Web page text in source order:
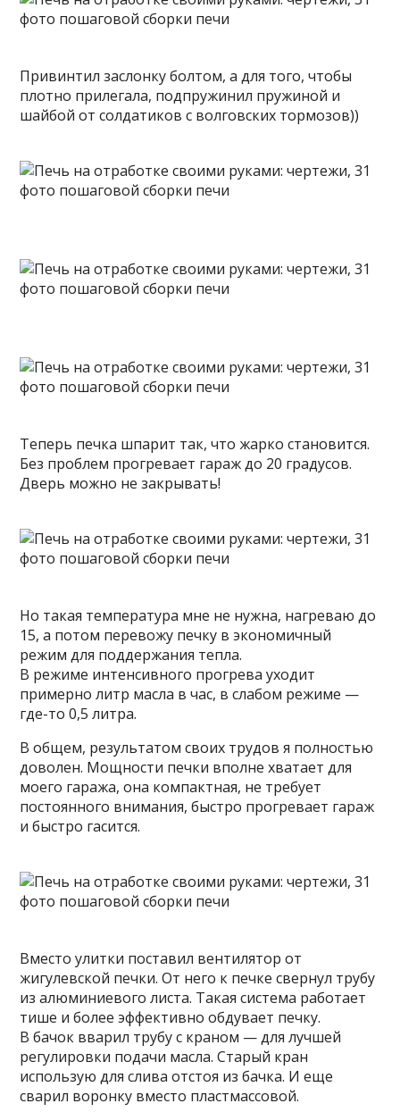
Привинтил заслонку болтом, а для того, чтобы
плотно прилегала, подпружинил пружиной и
шайбой от солдатиков с волговских тормозов))
Теперь печка шпарит так, что жарко становится.
Без проблем прогревает гараж до 20 градусов.
Дверь можно не закрывать!
Но такая температура мне не нужна, нагреваю до
15, а потом перевожу печку в экономичный
режим для поддержания тепла.
В режиме интенсивного прогрева уходит
примерно литр масла в час, в слабом режиме —
где-то 0,5 литра.
В общем, результатом своих трудов я полностью
доволен. Мощности печки вполне хватает для
моего гаража, она компактная, не требует
постоянного внимания, быстро прогревает гараж
и быстро гасится.
Вместо улитки поставил вентилятор от
жигулевской печки. От него к печке свернул трубу
из алюминиевого листа. Такая система работает
тише и более эффективно обдувает печку.
В бачок вварил трубу с краном — для лучшей
регулировки подачи масла. Старый кран
использую для слива отстоя из бачка. И еще
сварил воронку вместо пластмассовой.